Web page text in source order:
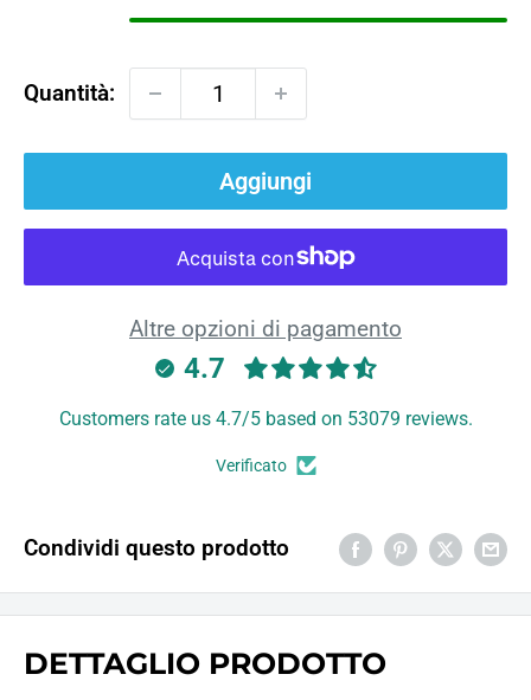
Quantità:
Aggiungi
Altre opzioni di pagamento
4.7
Customers rate us 4.7/5 based on 53079 reviews.
Verificato
Condividi questo prodotto
DETTAGLIO PRODOTTO